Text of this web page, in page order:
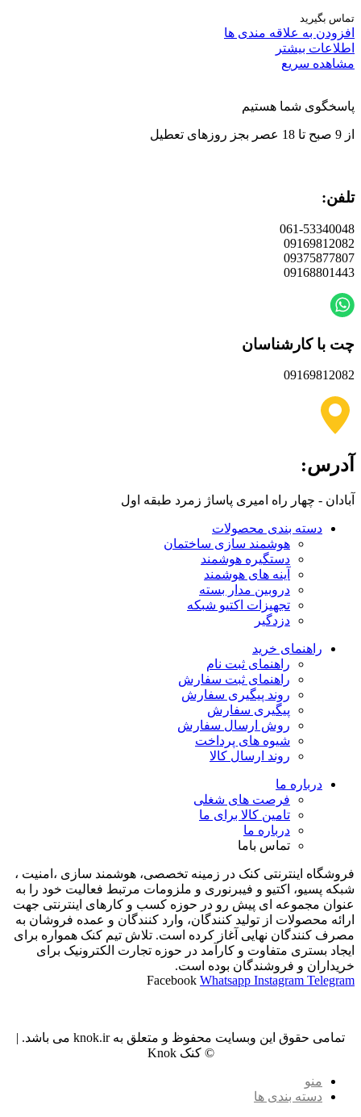
تماس بگیرید
افزودن به علاقه مندی ها
اطلاعات بیشتر
مشاهده سریع
پاسخگوی شما هستیم
از 9 صبح تا 18 عصر بجز روزهای تعطیل
تلفن:
061-53340048
09169812082
09375877807
09168801443
چت با کارشناسان
09169812082
آدرس:
آبادان - چهار راه امیری پاساژ زمرد طبقه اول
دسته بندی محصولات
هوشمند سازی ساختمان
دستگیره هوشمند
آینه های هوشمند
دروبین مدار بسته
تجهیزات اکتیو شبکه
دزدگیر
راهنمای خرید
راهنمای ثبت نام
راهنمای ثبت سفارش
روند پیگیری سفارش
پیگیری سفارش
روش ارسال سفارش
شیوه های پرداخت
روند ارسال کالا
درباره ما
فرصت های شغلی
تامین کالا برای ما
درباره ما
تماس باما
فروشگاه اینترنتی کنک در زمینه تخصصی، هوشمند سازی ،امنیت ،
شبکه پسیو، اکتیو و فیبرنوری و ملزومات مرتبط فعالیت خود را به
عنوان مجموعه ای پیش رو در حوزه کسب و کارهای اینترنتی جهت
ارائه محصولات از تولید کنندگان، وارد کنندگان و عمده فروشان به
مصرف کنندگان نهایی آغاز کرده است. تلاش تیم کنک همواره برای
ایجاد بستری متفاوت و کارآمد در حوزه تجارت الکترونیک برای
خریداران و فروشندگان بوده است.
Facebook Whatsapp Instagram Telegram
تمامی حقوق این وبسایت محفوظ و متعلق به knok.ir می باشد. |
© کنک Knok
منو
دسته بندی ها